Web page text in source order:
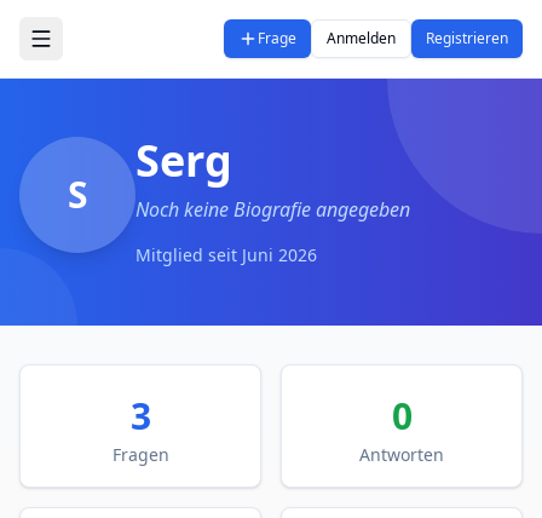
Zum Hauptinhalt springen
Frage Anmelden Registrieren
S
Serg
Noch keine Biografie angegeben
Mitglied seit Juni 2026
3
Fragen
0
Antworten